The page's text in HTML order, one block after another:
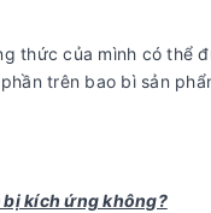
thức của mình có thể
trên bao bì sản
bị kích ứng không?